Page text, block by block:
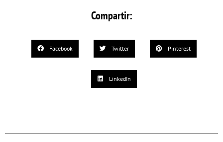
Compartir:
Facebook Twitter Pinterest
LinkedIn